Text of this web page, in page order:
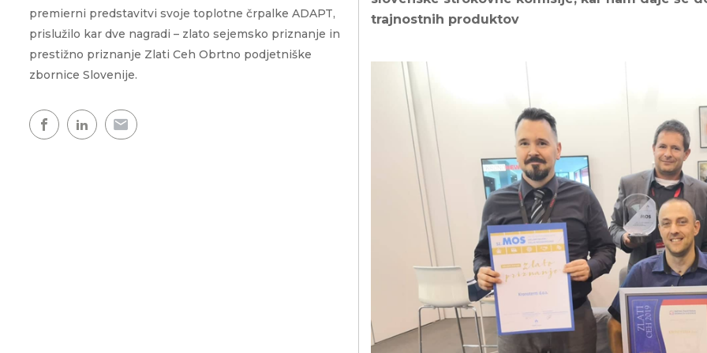
Udobje doma
Topla voda
Topel dom
Poslovni in javni objekti
Segrevanje sanitarne vode
Ogrevanje in hlajenje poslovnih
prostorov
Izkoriščanje odpadne toplote
Po meri
Zemljevid toplotnih črpalk
Izkušnje naših strank
WPG
WPL
Showroom
Naš razstavni prostor, kjer si lahko
ogledate naše toplotne črpalke
CLOUD.KRONOTERM
Upravljanje na daljavo –
kjerkoli in kadarkoli
Portal za partnerje
premierni predstavitvi svoje toplotne črpalke ADAPT,
prislužilo kar dve nagradi – zlato sejemsko priznanje in
prestižno priznanje Zlati Ceh Obrtno podjetniške
zbornice Slovenije.
trajnostnih produktov